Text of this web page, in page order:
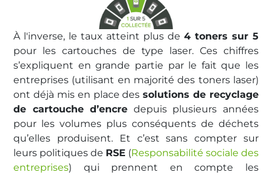
À l'inverse, le taux atteint plus de 4 toners sur 5
pour les cartouches de type laser. Ces chiffres
s’expliquent en grande partie par le fait que les
entreprises (utilisant en majorité des toners laser)
ont déjà mis en place dessolutions de recyclage
de cartouche d’encre depuis plusieurs années
pour les volumes plus conséquents de déchets
qu’elles produisent. Et c’est sans compter sur
leurs politiques de RSE (Responsabilité sociale des
entreprises) qui prennent en compte les